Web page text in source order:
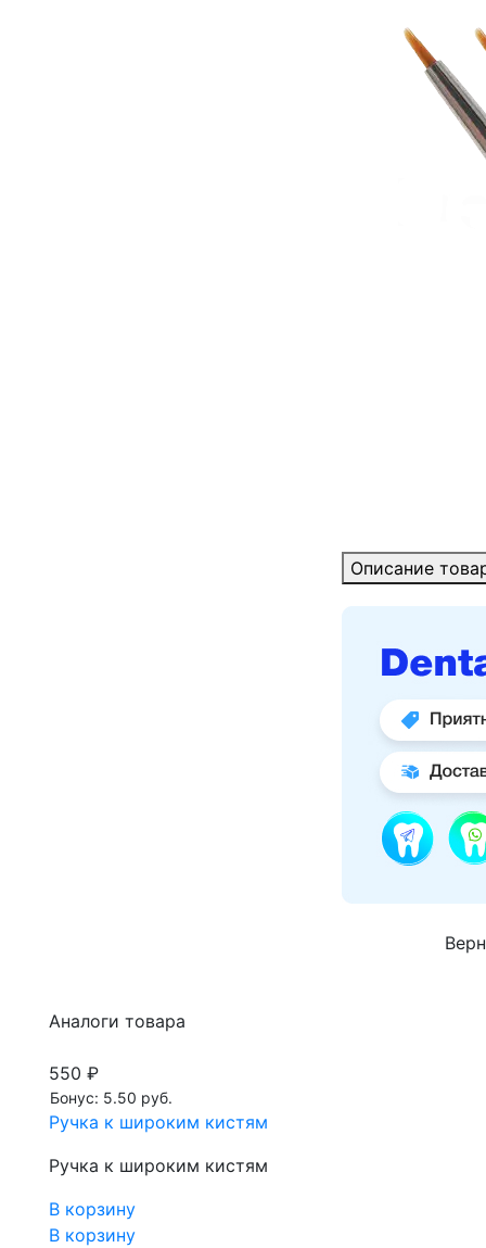
Описание
Аналоги товара
550 ₽
Бонус: 5.50 руб.
Ручка к широким кистям
Ручка к широким кистям
В корзину
В корзину